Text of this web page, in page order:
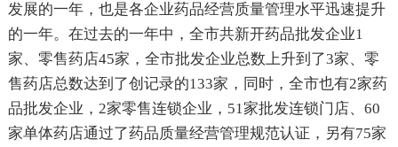
发展的一年，也是各企业药品经营质量管理水平迅速提升
的一年。在过去的一年中，全市共新开药品批发企业1
家、零售药店45家，全市批发企业总数上升到了3家、零
售药店总数达到了创记录的133家，同时，全市也有2家药
品批发企业，2家零售连锁企业，51家批发连锁门店、60
家单体药店通过了药品质量经营管理规范认证，另有75家